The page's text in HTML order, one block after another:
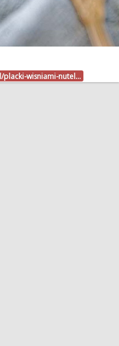
placki-wisniami-nutel…